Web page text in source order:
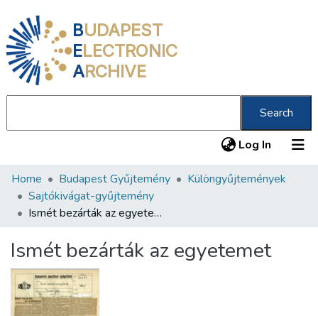
BUDAPEST
ELECTRONIC
ARCHIVE
Search
Log In (current)
Communities & Collections
All of DSpace
About us
Home Budapest Gyűjtemény
Különgyűjtemények
Sajtókivágat-gyűjtemény
Ismét bezárták az egyetemet
Ismét bezárták az egyetemet